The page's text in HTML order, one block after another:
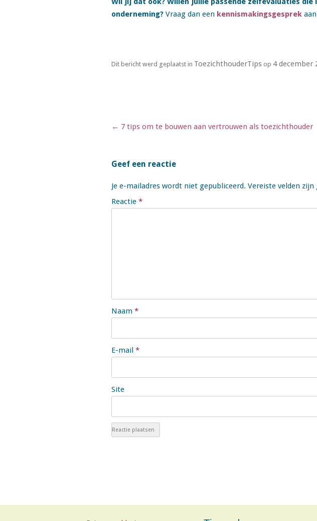
onderneming? Vraag dan een kennismakingsgesprek
Dit bericht werd geplaatst in ToezichthouderTips op 4 december
Berichtnavigatie
← 7 tips om te bouwen aan vertrouwen als toezichthouder
Geef een reactie
Je e-mailadres wordt niet gepubliceerd. Vereiste velden
Reactie *
Naam *
E-mail *
Site